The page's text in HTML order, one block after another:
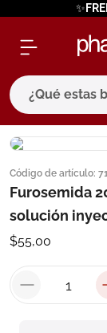
¿Qué estas
Código de artículo:
Furosemida
solución
$55,00
términos
1. eucerin
cerave